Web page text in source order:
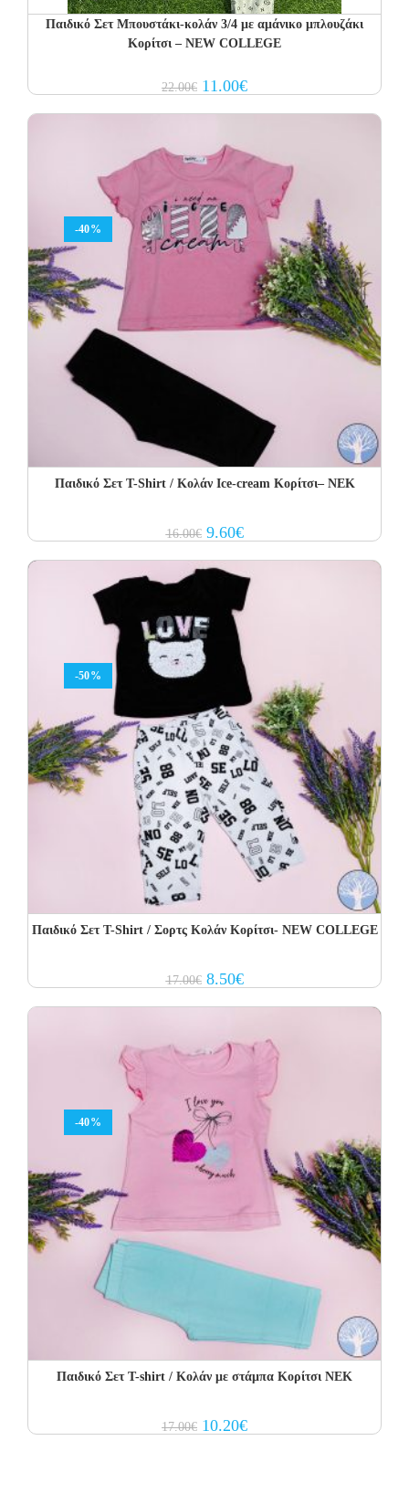
Παιδικό Σετ Μπουστάκι-κολάν 3/4 με αμάνικο μπλουζάκι
Κορίτσι – NEW COLLEGE
22.00€ Original
price
11.00€Current
price
-40%
Παιδικό Σετ Τ-Shirt / Κολάν Ice-cream Κορίτσι– NEK
16.00€ Original
price
16.00€.
9.60€Current
price
-50%
Παιδικό Σετ Τ-Shirt / Σορτς Κολάν Κορίτσι- NEW COLLEGE
17.00€ Original
price
8.50€Current
price
-40%
Παιδικό Σετ T-shirt / Κολάν με στάμπα Κορίτσι ΝΕΚ
17.00€ Original
price
10.20€Current
price